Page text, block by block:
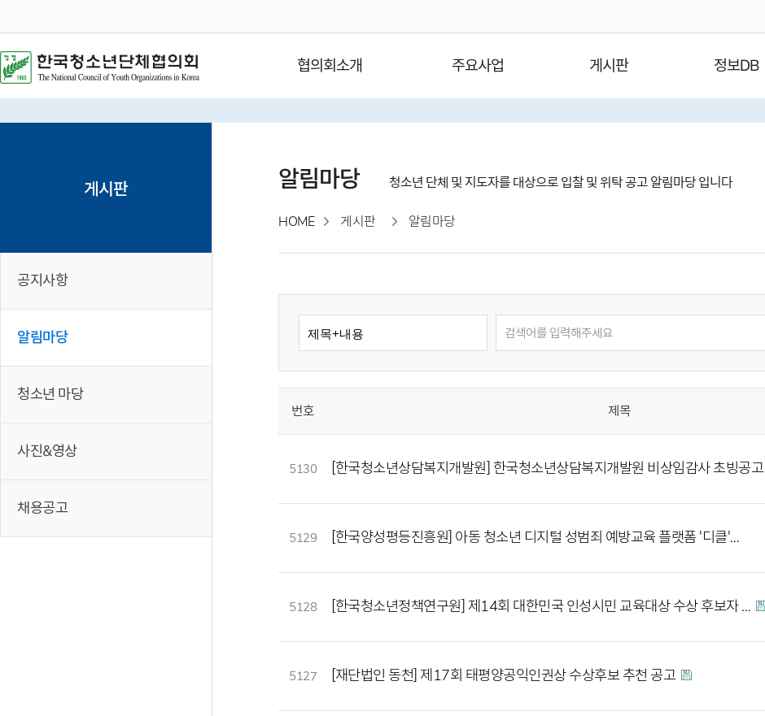
협의회소개 주요사업 게시판 정보DB
게시판
공지사항
알림마당
청소년 마당
사진&영상
채용공고
알림마당 청소년 단체 및 지도자를 대상으로 입찰 및 위탁 공고 알림마당 입니다
HOME 게시판 알림마당
번호 제목
5130 [한국청소년상담복지개발원] 한국청소년상담복지개발원 비상임감사 초빙공고
5129 [한국양성평등진흥원] 아동 청소년 디지털 성범죄 예방교육 플랫폼 '디클'…
5128 [한국청소년정책연구원] 제14회 대한민국 인성시민 교육대상 수상 후보자 …
5127 [재단법인 동천] 제17회 태평양공익인권상 수상후보 추천 공고